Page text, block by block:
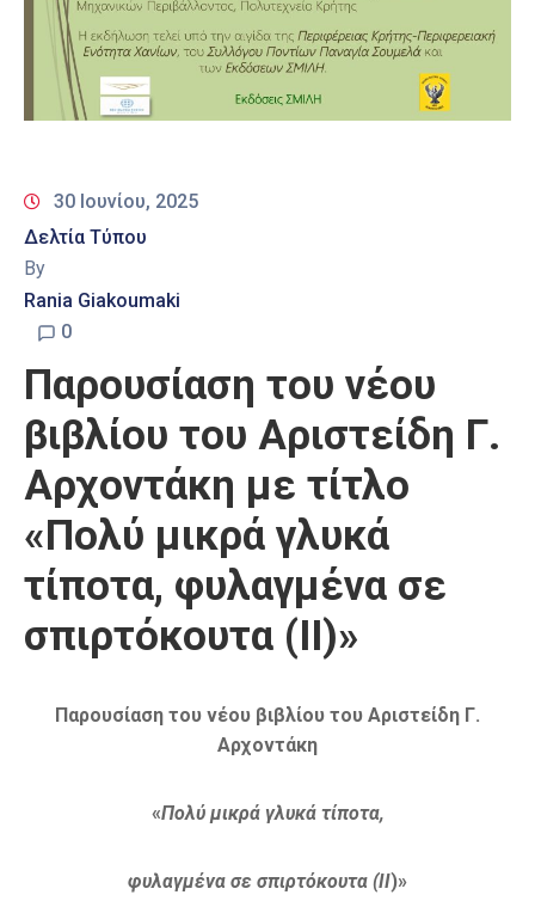
30 Ιουνίου, 2025
Δελτία Τύπου
By
Rania Giakoumaki
0
Παρουσίαση του νέου
βιβλίου του Αριστείδη Γ.
Αρχοντάκη με τίτλο
«Πολύ μικρά γλυκά
τίποτα, φυλαγμένα σε
σπιρτόκουτα (ΙΙ)»
Παρουσίαση του νέου βιβλίου του Αριστείδη Γ.
Αρχοντάκη
«Πολύ μικρά γλυκά τίποτα,
φυλαγμένα σε σπιρτόκουτα (ΙΙ)»